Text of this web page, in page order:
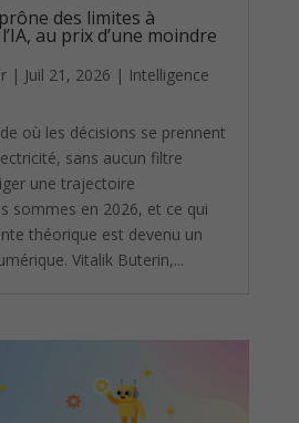
des limites à
au prix d’une moindre
| Juil 21, 2026 | Intelligence
où les décisions se prennent
sans aucun filtre
une trajectoire
sommes en 2026, et ce qui
théorique est devenu un
Vitalik Buterin,...